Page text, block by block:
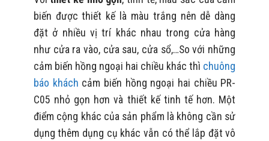
biến được thiết kế là màu trắng nên dễ dàng
đặt ở nhiều vị trí khác nhau trong cửa hàng
như cửa ra vào, cửa sau, cửa sổ,…So với những
cảm biến hồng ngoại hai chiều khác thì chuông
báo khách cảm biến hồng ngoại hai chiều PR-
C05 nhỏ gọn hơn và thiết kế tinh tế hơn. Một
điểm cộng khác của sản phẩm là không cần sử
dụng thêm dụng cụ khác vẫn có thể lắp đặt vô